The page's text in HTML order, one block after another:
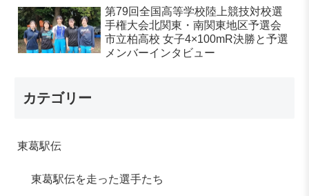
第79回全国高等学校陸上競技対校選
手権大会北関東・南関東地区予選会
市立柏高校 女子4×100mR決勝と予選
メンバーインタビュー
カテゴリー
東葛駅伝
東葛駅伝を走った選手たち